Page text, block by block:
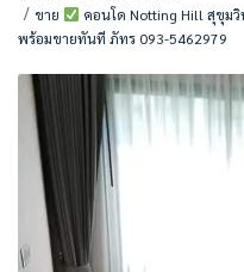
ขาย
คอนโด Notting Hill สุขุมวิ
พร้อมขายทันที ภัทร 093-5462979